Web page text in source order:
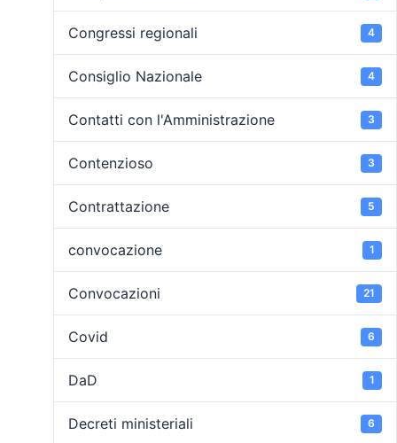
Congressi regionali 4
Consiglio Nazionale 4
Contatti con l'Amministrazione 3
Contenzioso 3
Contrattazione 5
convocazione 1
Convocazioni 21
Covid 6
DaD 1
Decreti ministeriali 6